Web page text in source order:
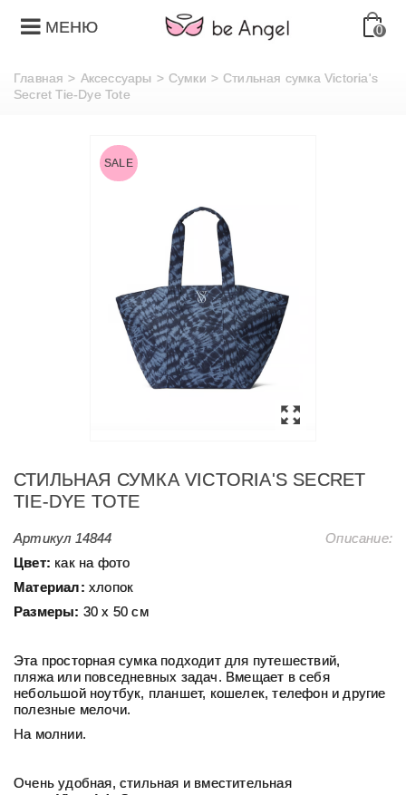
МЕНЮ 0
Главная > Аксессуары > Сумки > Стильная сумка Victoria's
Secret Tie-Dye Tote
SALE
СТИЛЬНАЯ СУМКА VICTORIA'S SECRET
TIE-DYE TOTE
Артикул 14844
Описание:
Цвет: как на фото
Материал: хлопок
Размеры: 30 х 50 см
Эта просторная сумка подходит для путешествий,
пляжа или повседневных задач. Вмещает в себя
небольшой ноутбук, планшет, кошелек, телефон и другие
полезные мелочи.
На молнии.
Очень удобная, стильная и вместительная